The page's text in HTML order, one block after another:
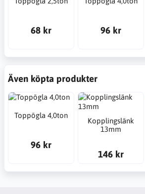
68 kr 96 kr
Även köpta produkter
Toppögla 4,0ton
96 kr
Kopplingslänk
13mm
146 kr